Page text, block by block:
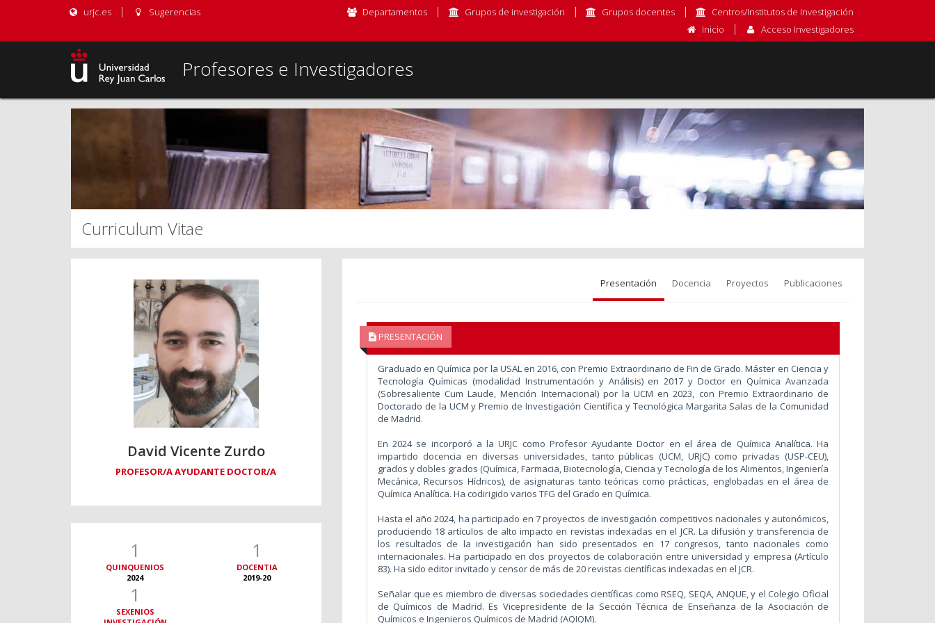
urjc.es Sugerencias Departamentos Grupos de investigación Grupos docentes
Centros/Institutos de Investigación
Inicio
Acceso Investigadores
Profesores e Investigadores
Curriculum Vitae
David Vicente Zurdo
PROFESOR/A AYUDANTE DOCTOR/A
1
QUINQUENIOS
2024
1
DOCENTIA
2019-20
1
SEXENIOS
Presentación Docencia Proyectos Publicaciones
PRESENTACIÓN
Graduado en Química por la USAL en 2016, con Premio Extraordinario de Fin de Grado. Máster en Ciencia y
Tecnología Químicas (modalidad Instrumentación y Análisis) en 2017 y Doctor en Química Avanzada
(Sobresaliente Cum Laude, Mención Internacional) por la UCM en 2023, con Premio Extraordinario de
Doctorado de la UCM y Premio de Investigación Científica y Tecnológica Margarita Salas de la Comunidad
de Madrid.
En 2024 se incorporó a la URJC como Profesor Ayudante Doctor en el área de Química Analítica. Ha
impartido docencia en diversas universidades, tanto públicas (UCM, URJC) como privadas (USP-CEU),
grados y dobles grados (Química, Farmacia, Biotecnología, Ciencia y Tecnología de los Alimentos, Ingeniería
Mecánica, Recursos Hídricos), de asignaturas tanto teóricas como prácticas, englobadas en el área de
Química Analítica. Ha codirigido varios TFG del Grado en Química.
Hasta el año 2024, ha participado en 7 proyectos de investigación competitivos nacionales y autonómicos,
produciendo 18 artículos de alto impacto en revistas indexadas en el JCR. La difusión y transferencia de
los resultados de la investigación han sido presentados en 17 congresos, tanto nacionales como
internacionales. Ha participado en dos proyectos de colaboración entre universidad y empresa (Artículo
83). Ha sido editor invitado y censor de más de 20 revistas científicas indexadas en el JCR.
Señalar que es miembro de diversas sociedades científicas como RSEQ, SEQA, ANQUE, y el Colegio Oficial
de Químicos de Madrid. Es Vicepresidente de la Sección Técnica de Enseñanza de la Asociación de
Químicos e Ingenieros Químicos de Madrid (AQIQM).